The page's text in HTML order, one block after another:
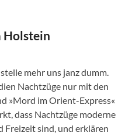
Holstein
mehr uns janz dumm.
Nachtzüge nur mit den
»Mord im Orient-Express«
dass Nachtzüge moderne
sind, und erklären